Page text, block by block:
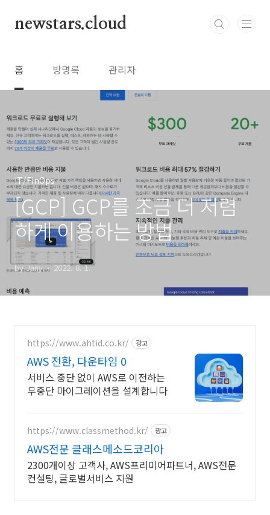
newstars.cloud
홈 방명록 관리자
IT/FinOps
[GCP] GCP를 조금 더 저렴
하게 이용하는 방법
by Jany 2022. 8. 1.
https://www.ahtid.co.kr/ 광고
AWS 전환, 다운타임 0
서비스 중단 없이 AWS로 이전하는
무중단 마이그레이션을 설계합니다
https://www.classmethod.kr/ 광고
AWS전문 클래스메소드코리아
2300개이상 고객사, AWS프리미어파트너, AWS전문
컨설팅, 글로벌서비스 지원